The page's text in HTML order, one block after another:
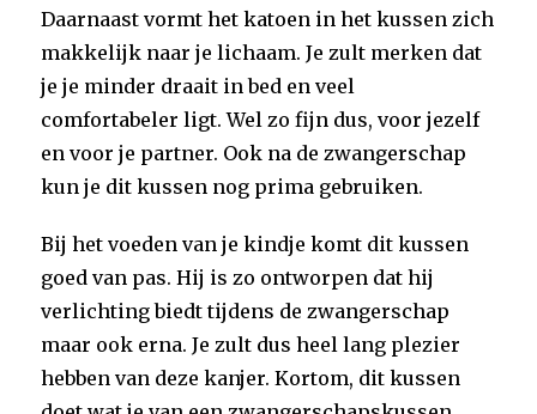
Daarnaast vormt het katoen in het kussen zich
makkelijk naar je lichaam. Je zult merken dat
je je minder draait in bed en veel
comfortabeler ligt. Wel zo fijn dus, voor jezelf
en voor je partner. Ook na de zwangerschap
kun je dit kussen nog prima gebruiken.
Bij het voeden van je kindje komt dit kussen
goed van pas. Hij is zo ontworpen dat hij
verlichting biedt tijdens de zwangerschap
maar ook erna. Je zult dus heel lang plezier
hebben van deze kanjer. Kortom, dit kussen